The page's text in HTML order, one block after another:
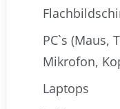
PC`s (Maus,
Mikrofon,
Laptops